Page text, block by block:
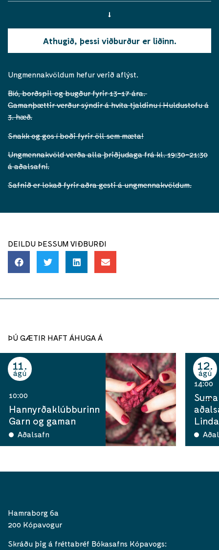
Athugið, þessi viðburður er liðinn.
Ungmennakvöldum hefur verið aflýst.
Bíó, borðspil og bugður fyrir 13-17 ára.
Gamanþættir verður sýndir á hvíta tjaldinu í Huldustofu á
3. hæð.
Snakk og gos í boði fyrir öll sem mæta!
Ungmennakvöld verða alla þriðjudaga frá kl. 19:30-21:30
á aðalsafni.
Safnið er lokað fyrir aðra gesti á ungmennakvöldum.
DEILDU ÞESSUM VIÐBURÐI
ÞÚ GÆTIR HAFT ÁHUGA Á
11
ágú
10:00
Hannyrðaklúbburinn
Garn og gaman
Aðalsafn
12
ágú
14:00
Hamraborg 6a
200 Kópavogur
Skráðu þig á fréttabréf Bókasafns Kópavogs: